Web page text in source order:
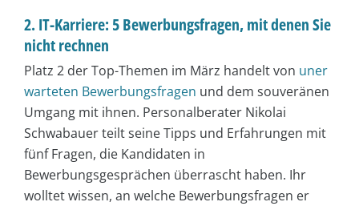
2. IT-Karriere: 5 Bewerbungsfragen, mit denen Sie
nicht rechnen
Platz 2 der Top-Themen im März handelt von uner
warteten Bewerbungsfragen und dem souveränen
Umgang mit ihnen. Personalberater Nikolai
Schwabauer teilt seine Tipps und Erfahrungen mit
fünf Fragen, die Kandidaten in
Bewerbungsgesprächen überrascht haben. Ihr
wolltet wissen, an welche Bewerbungsfragen er